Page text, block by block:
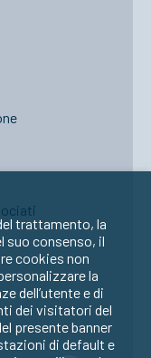
trattamento, la
suo consenso, il
cookies non
la
dell’utente e di
dei visitatori del
presente banner
di default e